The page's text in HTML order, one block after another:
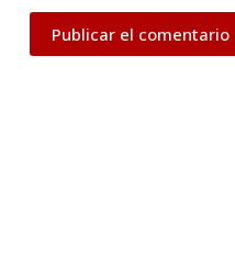
Publicar el comentario